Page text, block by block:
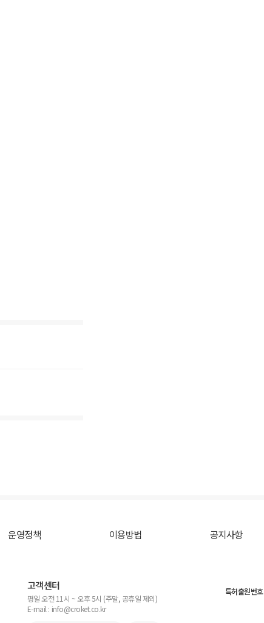
운영정책 이용방법 공지사항
고객센터
평일 오전 11시 ~ 오후 5시 (주말, 공휴일 제외)
E-mail : info@croket.co.kr
특허출원번호